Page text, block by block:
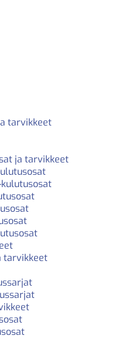
tarvikkeet
ja tarvikkeet
tarvikkeet